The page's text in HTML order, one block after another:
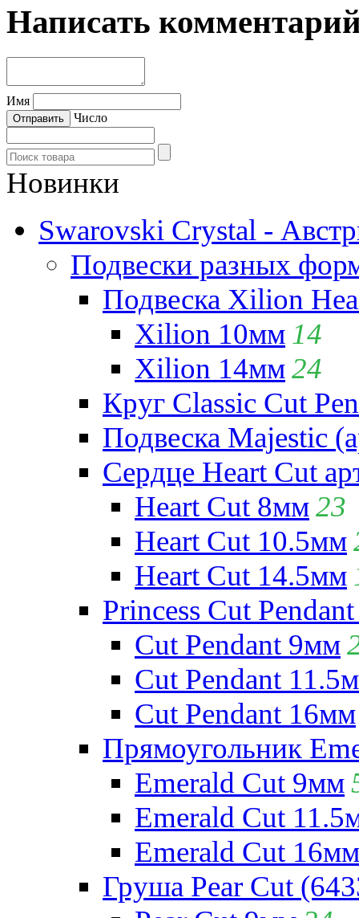
Написать
Имя
Число
Новинки
Swarovski Crystal -
Подвески разных
Подвеска Xilion
Xilion 10мм 14
Xilion 14мм24
Круг Classic Cut
Подвеска Majestic
Сердце Heart Cut
Heart Cut 8мм23
Heart Cut 10.5мм
Heart Cut 14.5мм
Princess Cut
Cut Pendant 9мм
Cut Pendant
Cut Pendant 16мм
Прямоугольник
Emerald Cut 9мм
Emerald Cut
Emerald Cut 16мм
Груша Pear Cut